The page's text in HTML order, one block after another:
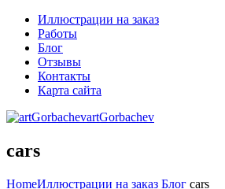
Иллюстрации на заказ
Работы
Блог
Отзывы
Контакты
Карта сайта
artGorbachev
cars
HomeИллюстрации на заказ Блог cars